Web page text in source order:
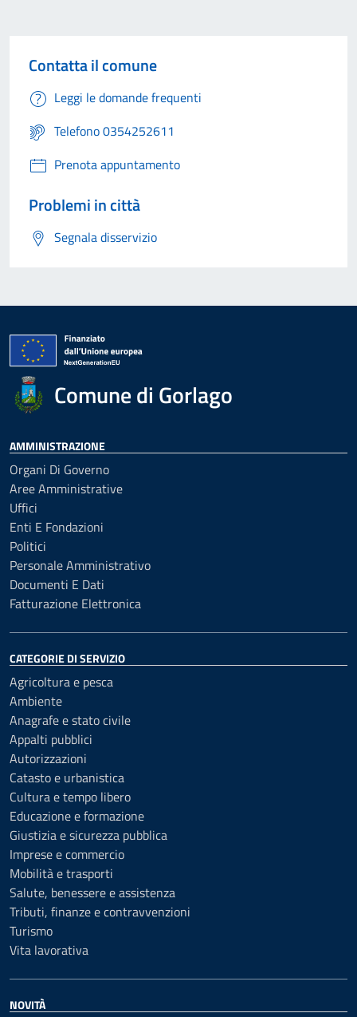
Contatta il comune
Leggi le domande frequenti
Telefono 0354252611
Prenota appuntamento
Problemi in città
Segnala disservizio
Comune di Gorlago
AMMINISTRAZIONE
Organi Di Governo
Aree Amministrative
Uffici
Enti E Fondazioni
Politici
Personale Amministrativo
Documenti E Dati
Fatturazione Elettronica
CATEGORIE DI SERVIZIO
Agricoltura e pesca
Ambiente
Anagrafe e stato civile
Appalti pubblici
Autorizzazioni
Catasto e urbanistica
Cultura e tempo libero
Educazione e formazione
Giustizia e sicurezza pubblica
Imprese e commercio
Mobilità e trasporti
Salute, benessere e assistenza
Tributi, finanze e contravvenzioni
Turismo
Vita lavorativa
NOVITÀ